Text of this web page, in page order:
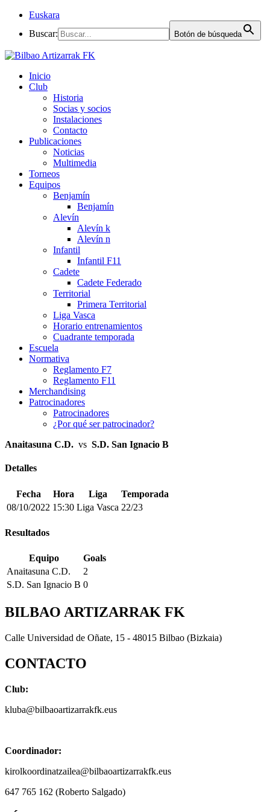
Euskara
Buscar:
Botón de búsqueda
Inicio
Club
Historia
Socias y socios
Instalaciones
Contacto
Publicaciones
Noticias
Multimedia
Torneos
Equipos
Benjamín
Benjamín
Alevín
Alevín k
Alevín n
Infantil
Infantil F11
Cadete
Cadete Federado
Territorial
Primera Territorial
Liga Vasca
Horario entrenamientos
Cuadrante temporada
Escuela
Normativa
Reglamento F7
Reglamento F11
Merchandising
Patrocinadores
Patrocinadores
¿Por qué ser patrocinador?
Anaitasuna C.D. vs S.D. San Ignacio B
Detalles
Fecha Hora Liga
Temporada
08/10/2022 15:30 Liga Vasca 22/23
Resultados
Equipo
Goals
Anaitasuna C.D.
2
S.D. San Ignacio B 0
BILBAO ARTIZARRAK FK
Calle Universidad de Oñate, 15 - 48015 Bilbao (Bizkaia)
CONTACTO
Club:
kluba@bilbaoartizarrakfk.eus
Coordinador:
kirolkoordinatzailea@bilbaoartizarrakfk.eus
647 765 162 (Roberto Salgado)